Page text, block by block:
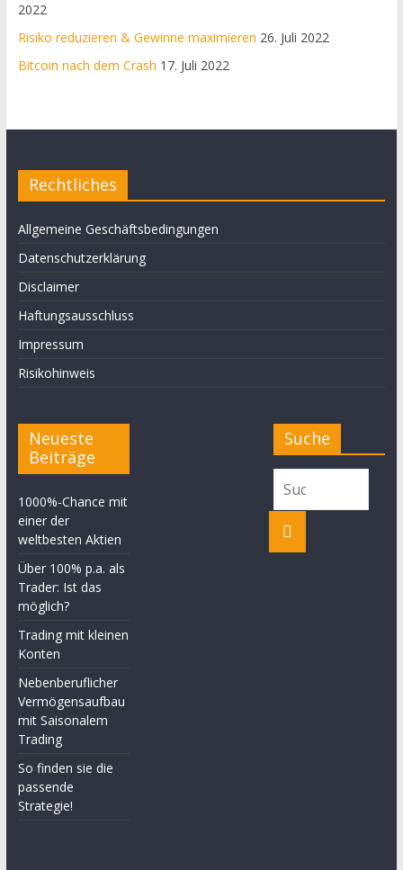
2022
Risiko reduzieren & Gewinne maximieren 26. Juli 2022
Bitcoin nach dem Crash 17. Juli 2022
Rechtliches
Allgemeine Geschäftsbedingungen
Datenschutzerklärung
Disclaimer
Haftungsausschluss
Impressum
Risikohinweis
Neueste
Beiträge
1000%-Chance mit
einer der
weltbesten Aktien
Über 100% p.a. als
Trader: Ist das
möglich?
Trading mit kleinen
Konten
Nebenberuflicher
Vermögensaufbau
mit Saisonalem
Trading
So finden sie die
passende
Strategie!
Suche